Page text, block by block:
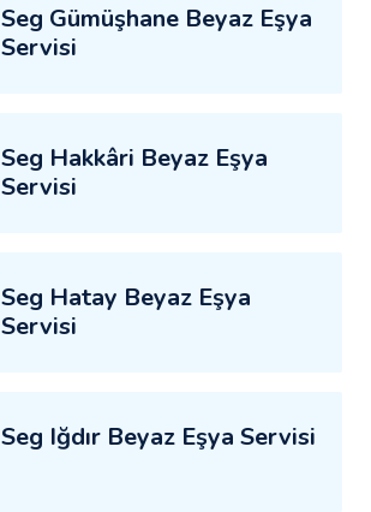
Seg Gümüşhane Beyaz Eşya
Servisi
Seg Hakkâri Beyaz Eşya
Servisi
Seg Hatay Beyaz Eşya
Servisi
Seg Iğdır Beyaz Eşya Servisi